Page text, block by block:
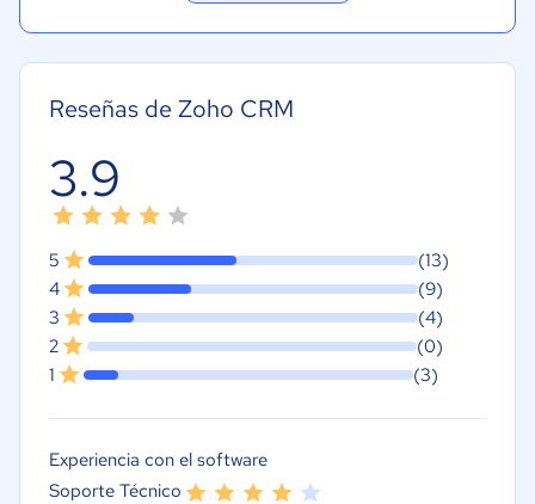
Reseñas de Zoho CRM
3.9
5
(13)
4
(9)
3
(4)
2
(0)
1
(3)
Experiencia con el software
Soporte Técnico